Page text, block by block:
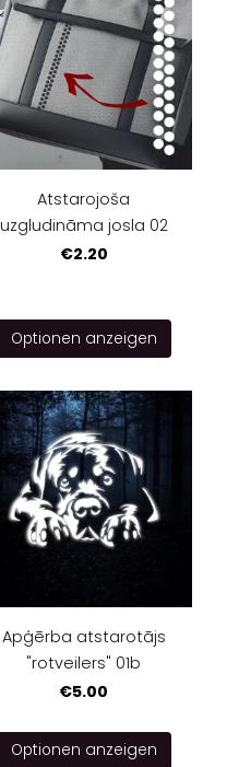
Atstarojoša
uzgludināma josla 02
€2.20
Optionen anzeigen
Apģērba atstarotājs
"rotveilers" 01b
€5.00
Optionen anzeigen